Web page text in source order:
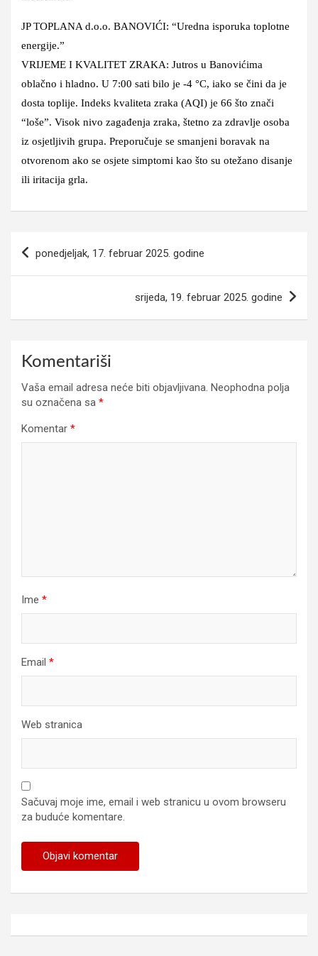
JP TOPLANA d.o.o. BANOVIĆI: “Uredna isporuka toplotne
energije.”
VRIJEME I KVALITET ZRAKA: Jutros u Banovićima
oblačno i hladno. U 7:00 sati bilo je -4 °C, iako se čini da je
dosta toplije. Indeks kvaliteta zraka (AQI) je 66 što znači
“loše”. Visok nivo zagađenja zraka, štetno za zdravlje osoba
iz osjetljivih grupa. Preporučuje se smanjeni boravak na
otvorenom ako se osjete simptomi kao što su otežano disanje
ili iritacija grla.
članaka
ponedjeljak, 17. februar 2025. godine
srijeda, 19. februar 2025. godine
Komentariši
Vaša email adresa neće biti objavljivana. Neophodna polja
su označena sa *
Komentar *
Ime *
Email *
Web stranica
Sačuvaj moje ime, email i web stranicu u ovom browseru
za buduće komentare.